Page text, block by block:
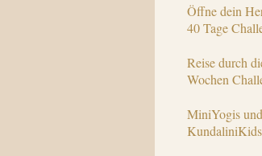
Öffne dein
40 Tage
Reise durch
Wochen
MiniYogis und
KundaliniKids